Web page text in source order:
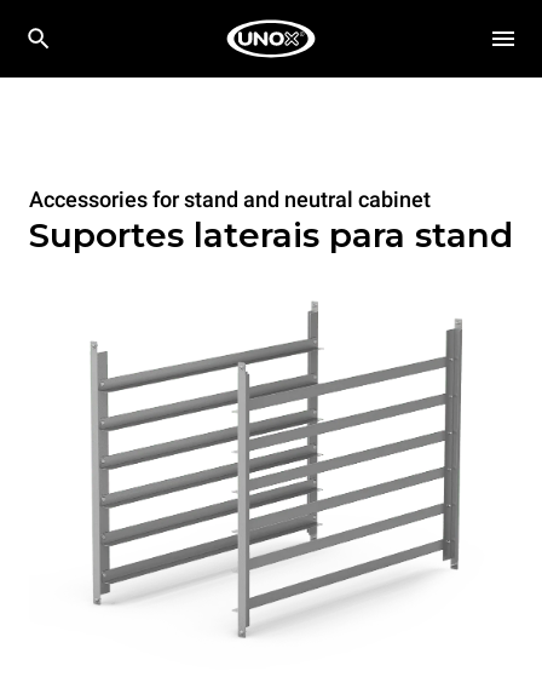
Accessories for stand and neutral cabinet
Suportes laterais para stand